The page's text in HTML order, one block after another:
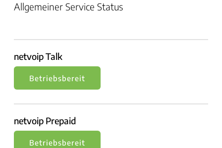
Allgemeiner Service Status
netvoip Talk
Betriebsbereit
netvoip Prepaid
Betriebsbereit